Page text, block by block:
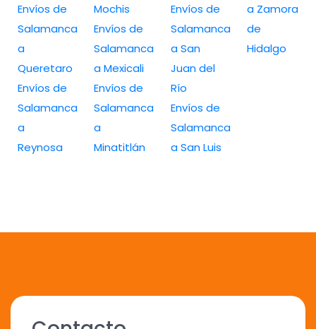
Envíos de
Salamanca
a
Queretaro
Envíos de
Salamanca
a
Reynosa
Mochis
Envíos de
Salamanca
a Mexicali
Envíos de
Salamanca
a
Minatitlán
Envíos de
Salamanca
a San
Juan del
Río
Envíos de
Salamanca
a San Luis
a Zamora
de
Hidalgo